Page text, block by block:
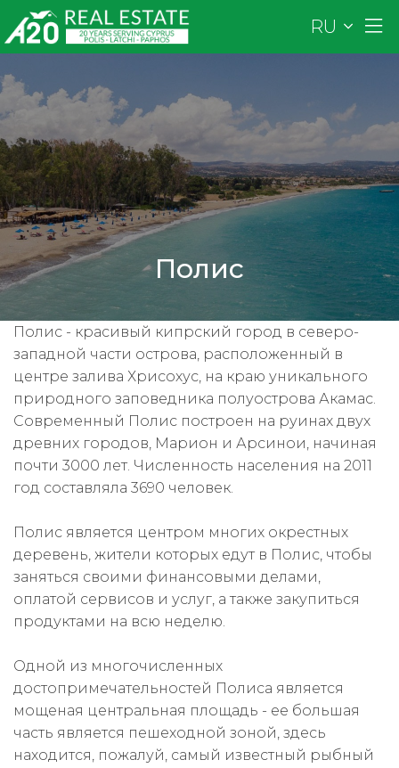
RU
Полис
Полис - красивый кипрский город в северо-
западной части острова, расположенный в
центре залива Хрисохус, на краю уникального
природного заповедника полуострова Акамас.
Современный Полис построен на руинах двух
древних городов, Марион и Арсинои, начиная
почти 3000 лет. Численность населения на 2011
год составляла 3690 человек.
Полис является центром многих окрестных
деревень, жители которых едут в Полис, чтобы
заняться своими финансовыми делами,
оплатой сервисов и услуг, а также закупиться
продуктами на всю неделю.
Одной из многочисленных
достопримечательностей Полиса является
мощеная центральная площадь - ее большая
часть является пешеходной зоной, здесь
находится, пожалуй, самый известный рыбный